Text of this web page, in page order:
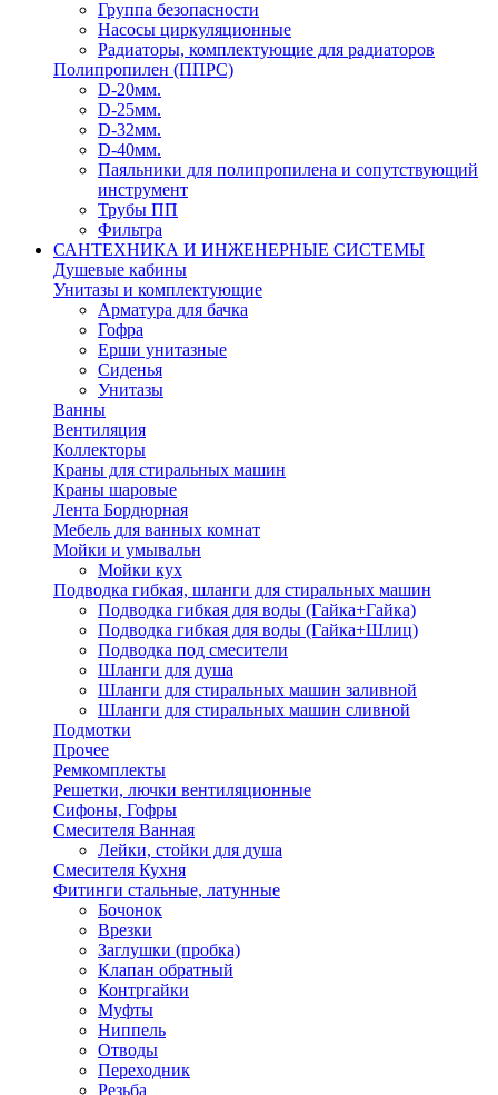
Группа безопасности
Насосы циркуляционные
Радиаторы, комплектующие для радиаторов
Полипропилен (ППРС)
D-20мм.
D-25мм.
D-32мм.
D-40мм.
Паяльники для полипропилена и сопутствующий
инструмент
Трубы ПП
Фильтра
САНТЕХНИКА И ИНЖЕНЕРНЫЕ СИСТЕМЫ
Душевые кабины
Унитазы и комплектующие
Арматура для бачка
Гофра
Ерши унитазные
Сиденья
Унитазы
Ванны
Вентиляция
Коллекторы
Краны для стиральных машин
Краны шаровые
Лента Бордюрная
Мебель для ванных комнат
Мойки и умывальн
Мойки кух
Подводка гибкая, шланги для стиральных машин
Подводка гибкая для воды (Гайка+Гайка)
Подводка гибкая для воды (Гайка+Шлиц)
Подводка под смесители
Шланги для душа
Шланги для стиральных машин заливной
Шланги для стиральных машин сливной
Подмотки
Прочее
Ремкомплекты
Решетки, лючки вентиляционные
Сифоны, Гофры
Смесителя Ванная
Лейки, стойки для душа
Смесителя Кухня
Фитинги стальные, латунные
Бочонок
Врезки
Заглушки (пробка)
Клапан обратный
Контргайки
Муфты
Ниппель
Отводы
Переходник
Резьба